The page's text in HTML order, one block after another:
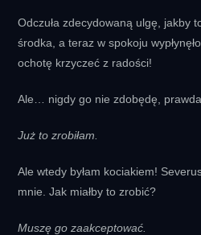
Odczuła zdecydowaną ulgę, jakby
środka, a teraz w spokoju
ochotę krzyczeć z radości!
Ale… nigdy go nie zdobędę,
Już to zrobiłam.
Ale wtedy byłam kociakiem!
mnie. Jak miałby to zrobić?
Muszę go zaakceptować.